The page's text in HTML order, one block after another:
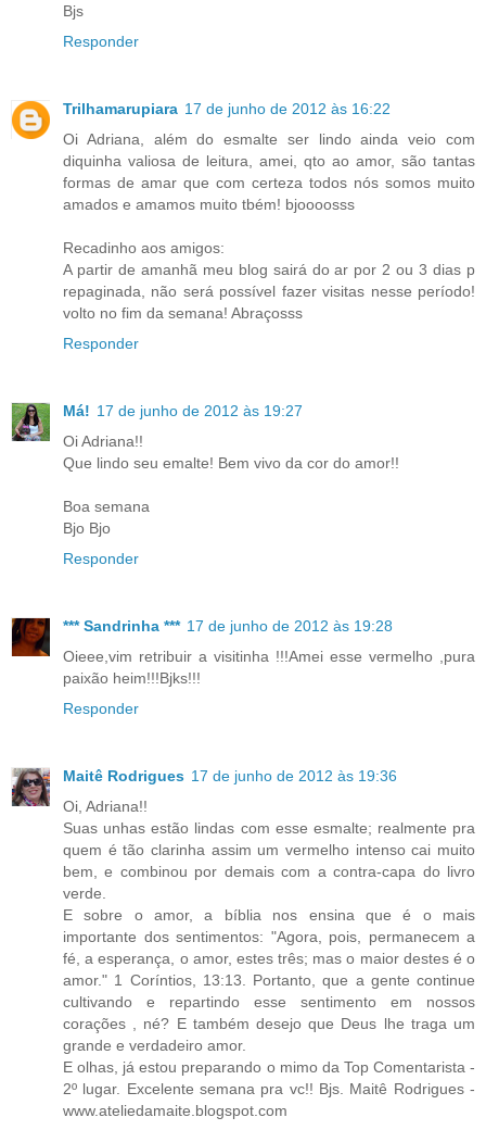
Bjs
Responder
Trilhamarupiara 17 de junho de 2012 às 16:22
Oi Adriana, além do esmalte ser lindo ainda veio com
diquinha valiosa de leitura, amei, qto ao amor, são tantas
formas de amar que com certeza todos nós somos muito
amados e amamos muito tbém! bjoooosss
Recadinho aos amigos:
A partir de amanhã meu blog sairá do ar por 2 ou 3 dias p
repaginada, não será possível fazer visitas nesse período!
volto no fim da semana! Abraçosss
Responder
Má! 17 de junho de 2012 às 19:27
Oi Adriana!!
Que lindo seu emalte! Bem vivo da cor do amor!!
Boa semana
Bjo Bjo
Responder
*** Sandrinha *** 17 de junho de 2012 às 19:28
Oieee,vim retribuir a visitinha !!!Amei esse vermelho ,pura
paixão heim!!!Bjks!!!
Responder
Maitê Rodrigues 17 de junho de 2012 às 19:36
Oi, Adriana!!
Suas unhas estão lindas com esse esmalte; realmente pra
quem é tão clarinha assim um vermelho intenso cai muito
bem, e combinou por demais com a contra-capa do livro
verde.
E sobre o amor, a bíblia nos ensina que é o mais
importante dos sentimentos: "Agora, pois, permanecem a
fé, a esperança, o amor, estes três; mas o maior destes é o
amor." 1 Coríntios, 13:13. Portanto, que a gente continue
cultivando e repartindo esse sentimento em nossos
corações , né? E também desejo que Deus lhe traga um
grande e verdadeiro amor.
E olhas, já estou preparando o mimo da Top Comentarista -
2º lugar. Excelente semana pra vc!! Bjs. Maitê Rodrigues -
www.ateliedamaite.blogspot.com